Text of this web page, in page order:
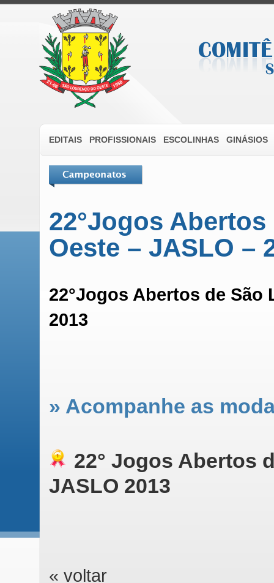
EDITAIS PROFISSIONAIS ESCOLINHAS GINÁSIOS
22°Jogos
Oeste – JASLO –
22°Jogos Abertos de São
2013
» Acompanhe as
22° Jogos Abertos
JASLO 2013
« voltar